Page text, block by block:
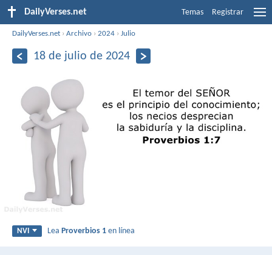
DailyVerses.net Temas Registrar
DailyVerses.net ›Archivo ›2024 ›Julio
18 de julio de 2024
NVI LeaProverbios 1 en línea